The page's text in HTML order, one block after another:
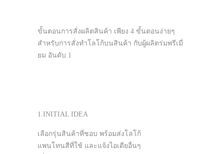
ขั้นตอนการสั่งผลิตสินค้า เพียง 4 ขั้นตอนง่ายๆ
สำหรับการสั่งทำโลโก้บนสินค้า กับผู้ผลิตร่มพรีเมี่
ยม อันดับ 1
1.INITIAL IDEA
เลือกรุ่นสินค้าที่ชอบ พร้อมส่งโลโก้
แพนโทนสีที่ใช้ และแจ้งไอเดียอื่นๆ